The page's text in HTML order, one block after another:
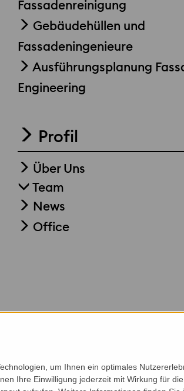
Fassadenreinigung
Gebäudehüllen und
Fassadeningenieure
Ausführungsplanung
Engineering
Profil
Über Uns
Team
News
Office
um Ihnen ein optimales
Ihre Einwilligung jederzeit mit Wirkung für